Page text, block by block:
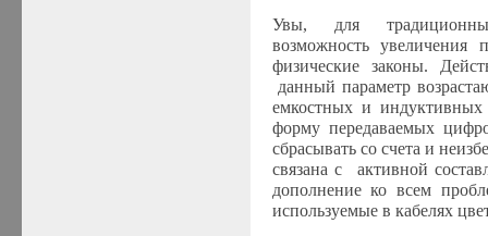
Увы, для
возможность увеличения
физические законы.
данный параметр
емкостных и
форму передаваемых
сбрасывать со счета и
связана с активной
дополнение ко всем
используемые в кабелях